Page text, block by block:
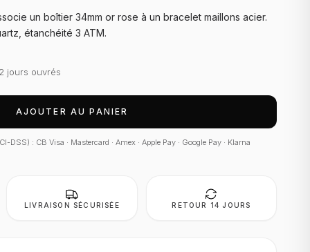
un boîtier 34mm or rose à un bracelet maillons acier.
étanchéité 3 ATM.
jours ouvrés
AJOUTER AU PANIER
DSS) : CB Visa · Mastercard · Amex · Apple Pay · Google Pay · Klarna
LIVRAISON SÉCURISÉE RETOUR 14 JOURS